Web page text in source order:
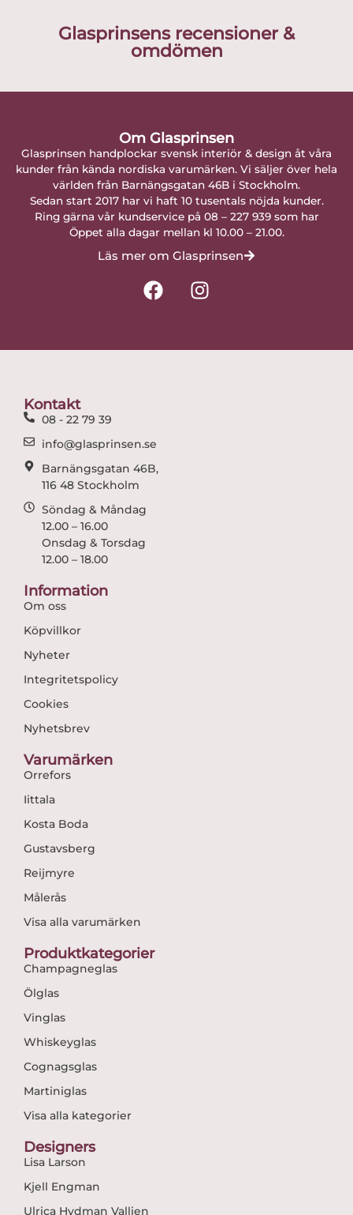
Glasprinsens recensioner &
omdömen
Om Glasprinsen
Glasprinsen handplockar svensk interiör & design åt våra
kunder från kända nordiska varumärken. Vi säljer över hela
världen från Barnängsgatan 46B i Stockholm.
Sedan start 2017 har vi haft 10 tusentals nöjda kunder.
Ring gärna vår kundservice på 08 – 227 939 som har
Öppet alla dagar mellan kl 10.00 – 21.00.
Läs mer om Glasprinsen
F
a
I
n
Kontakt
08 - 22 79 39
info@glasprinsen.se
Barnängsgatan 46B,
116 48 Stockholm
Söndag & Måndag
12.00 – 16.00
Onsdag & Torsdag
12.00 – 18.00
Information
Om oss
Köpvillkor
Nyheter
Integritetspolicy
Cookies
Nyhetsbrev
Varumärken
Orrefors
Iittala
Kosta Boda
Gustavsberg
Reijmyre
Målerås
Visa alla varumärken
Produktkategorier
Champagneglas
Ölglas
Vinglas
Whiskeyglas
Cognagsglas
Martiniglas
Visa alla kategorier
Designers
Lisa Larson
Kjell Engman
Ulrica Hydman Vallien